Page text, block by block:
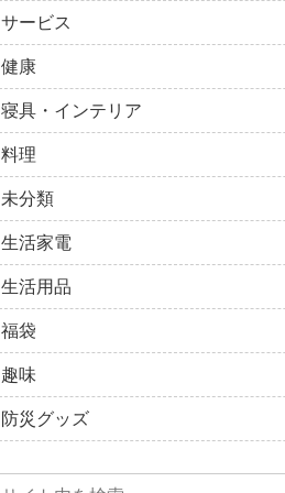
サービス
健康
寝具・インテリア
料理
未分類
生活家電
生活用品
福袋
趣味
防災グッズ